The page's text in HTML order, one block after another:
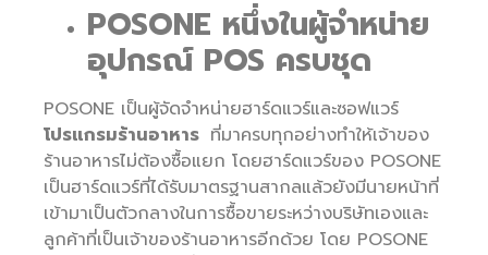
POSONE หนึ่งในผู้จำหน่าย
อุปกรณ์ POS ครบชุด
POSONE เป็นผู้จัดจำหน่ายฮาร์ดแวร์และซอฟแวร์
โปรแกรมร้านอาหาร ที่มาครบทุกอย่างทำให้เจ้าของ
ร้านอาหารไม่ต้องซื้อแยก โดยฮาร์ดแวร์ของ POSONE
เป็นฮาร์ดแวร์ที่ได้รับมาตรฐานสากลแล้วยังมีนายหน้าที่
เข้ามาเป็นตัวกลางในการซื้อขายระหว่างบริษัทเองและ
ลูกค้าที่เป็นเจ้าของร้านอาหารอีกด้วย โดย POSONE